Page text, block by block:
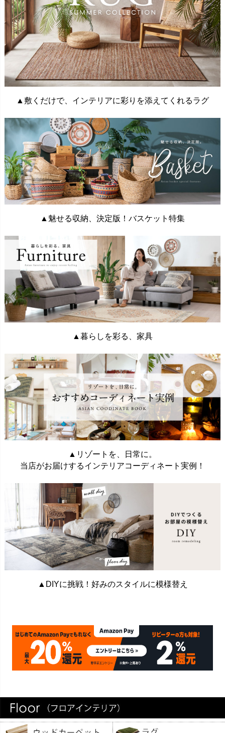
▲敷くだけで、インテリアに彩りを添えてくれるラグ
▲魅せる収納、決定版！バスケット特集
▲暮らしを彩る、家具
▲リゾートを、日常に。
当店がお届けするインテリアコーディネート実例！
▲DIYに挑戦！好みのスタイルに模様替え